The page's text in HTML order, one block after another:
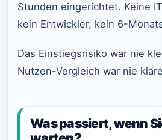
Stunden eingerichtet. Keine
kein Entwickler, kein 6-
Das Einstiegsrisiko war nie
Nutzen-Vergleich war nie
Was passiert, wenn